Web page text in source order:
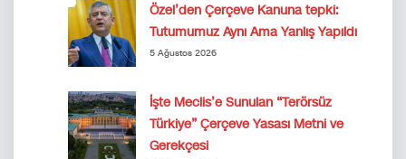
Özel’den Çerçeve Kanuna tepki:
Tutumumuz Aynı Ama Yanlış Yapıldı
5 Ağustos 2026
İşte Meclis’e Sunulan “Terörsüz
Türkiye” Çerçeve Yasası Metni ve
Gerekçesi